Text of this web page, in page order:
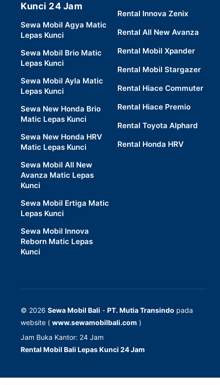
Kunci 24 Jam
Sewa Mobil Agya Matic
Lepas Kunci
Sewa Mobil Brio Matic
Lepas Kunci
Sewa Mobil Ayla Matic
Lepas Kunci
Sewa New Honda Brio
Matic Lepas Kunci
Sewa New Honda HRV
Matic Lepas Kunci
Sewa Mobil All New
Avanza Matic Lepas
Kunci
Sewa Mobil Ertiga Matic
Lepas Kunci
Sewa Mobil Innova
Reborn Matic Lepas
Kunci
Rental Innova Zenix
Rental All New Avanza
Rental Mobil Xpander
Rental Mobil Stargazer
Rental Hiace Commuter
Rental Hiace Premio
Rental Toyota Alphard
Rental Honda HRV
© 2026Sewa Mobil Bali -PT. Mutia Transindo pada
website (www.sewamobilbali.com )
Jam Buka Kantor: 24 Jam
Rental Mobil Bali Lepas Kunci 24 Jam